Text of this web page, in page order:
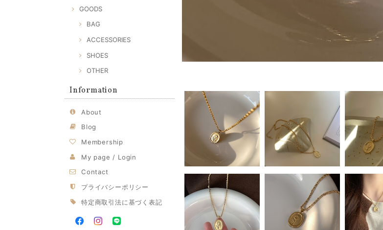
GOODS
BAG
ACCESSORIES
SHOES
OTHER
Information
About
Blog
Membership
My page / Login
Contact
プライバシーポリシー
特定商取引法に基づく表記